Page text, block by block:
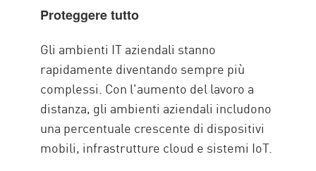
Proteggere tutto
Gli ambienti IT aziendali stanno
rapidamente diventando sempre più
complessi. Con l'aumento del lavoro a
distanza, gli ambienti aziendali includono
una percentuale crescente di dispositivi
mobili, infrastrutture cloud e sistemi IoT.